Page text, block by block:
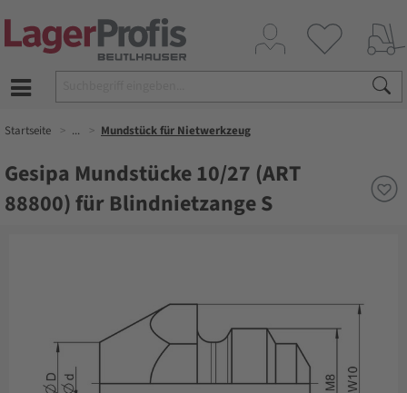
Startseite ... Mundstück für Nietwerkzeug
Gesipa Mundstücke 10/27 (ART
88800) für Blindnietzange S